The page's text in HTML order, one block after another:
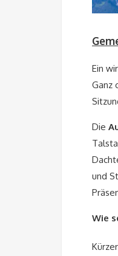
Ein
Ganz
Die
und
Wie